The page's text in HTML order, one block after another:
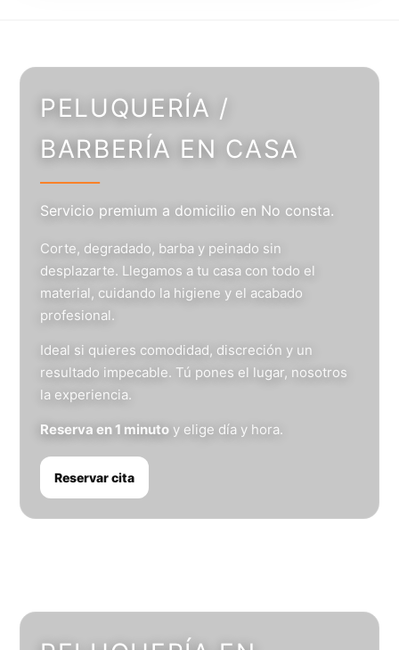
PELUQUERÍA /
BARBERÍA EN CASA
Servicio premium a domicilio en No consta.
Corte, degradado, barba y peinado sin
desplazarte. Llegamos a tu casa con todo el
material, cuidando la higiene y el acabado
profesional.
Ideal si quieres comodidad, discreción y un
resultado impecable. Tú pones el lugar, nosotros
la experiencia.
Reserva en 1 minuto y elige día y hora.
Reservar cita